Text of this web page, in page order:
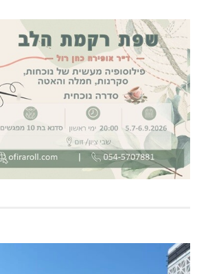
נחל כזיב: חילוץ בעומס החום הכבד